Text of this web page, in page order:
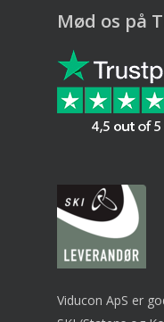
Mød os på
Viducon ApS er